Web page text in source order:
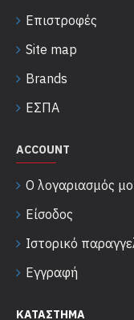
Επιστροφές
Site map
Brands
ΕΣΠΑ
ACCOUNT
Ο λογαριασμός
Είσοδος
Ιστορικό
Εγγραφή
ΚΑΤΑΣΤΗΜΑ